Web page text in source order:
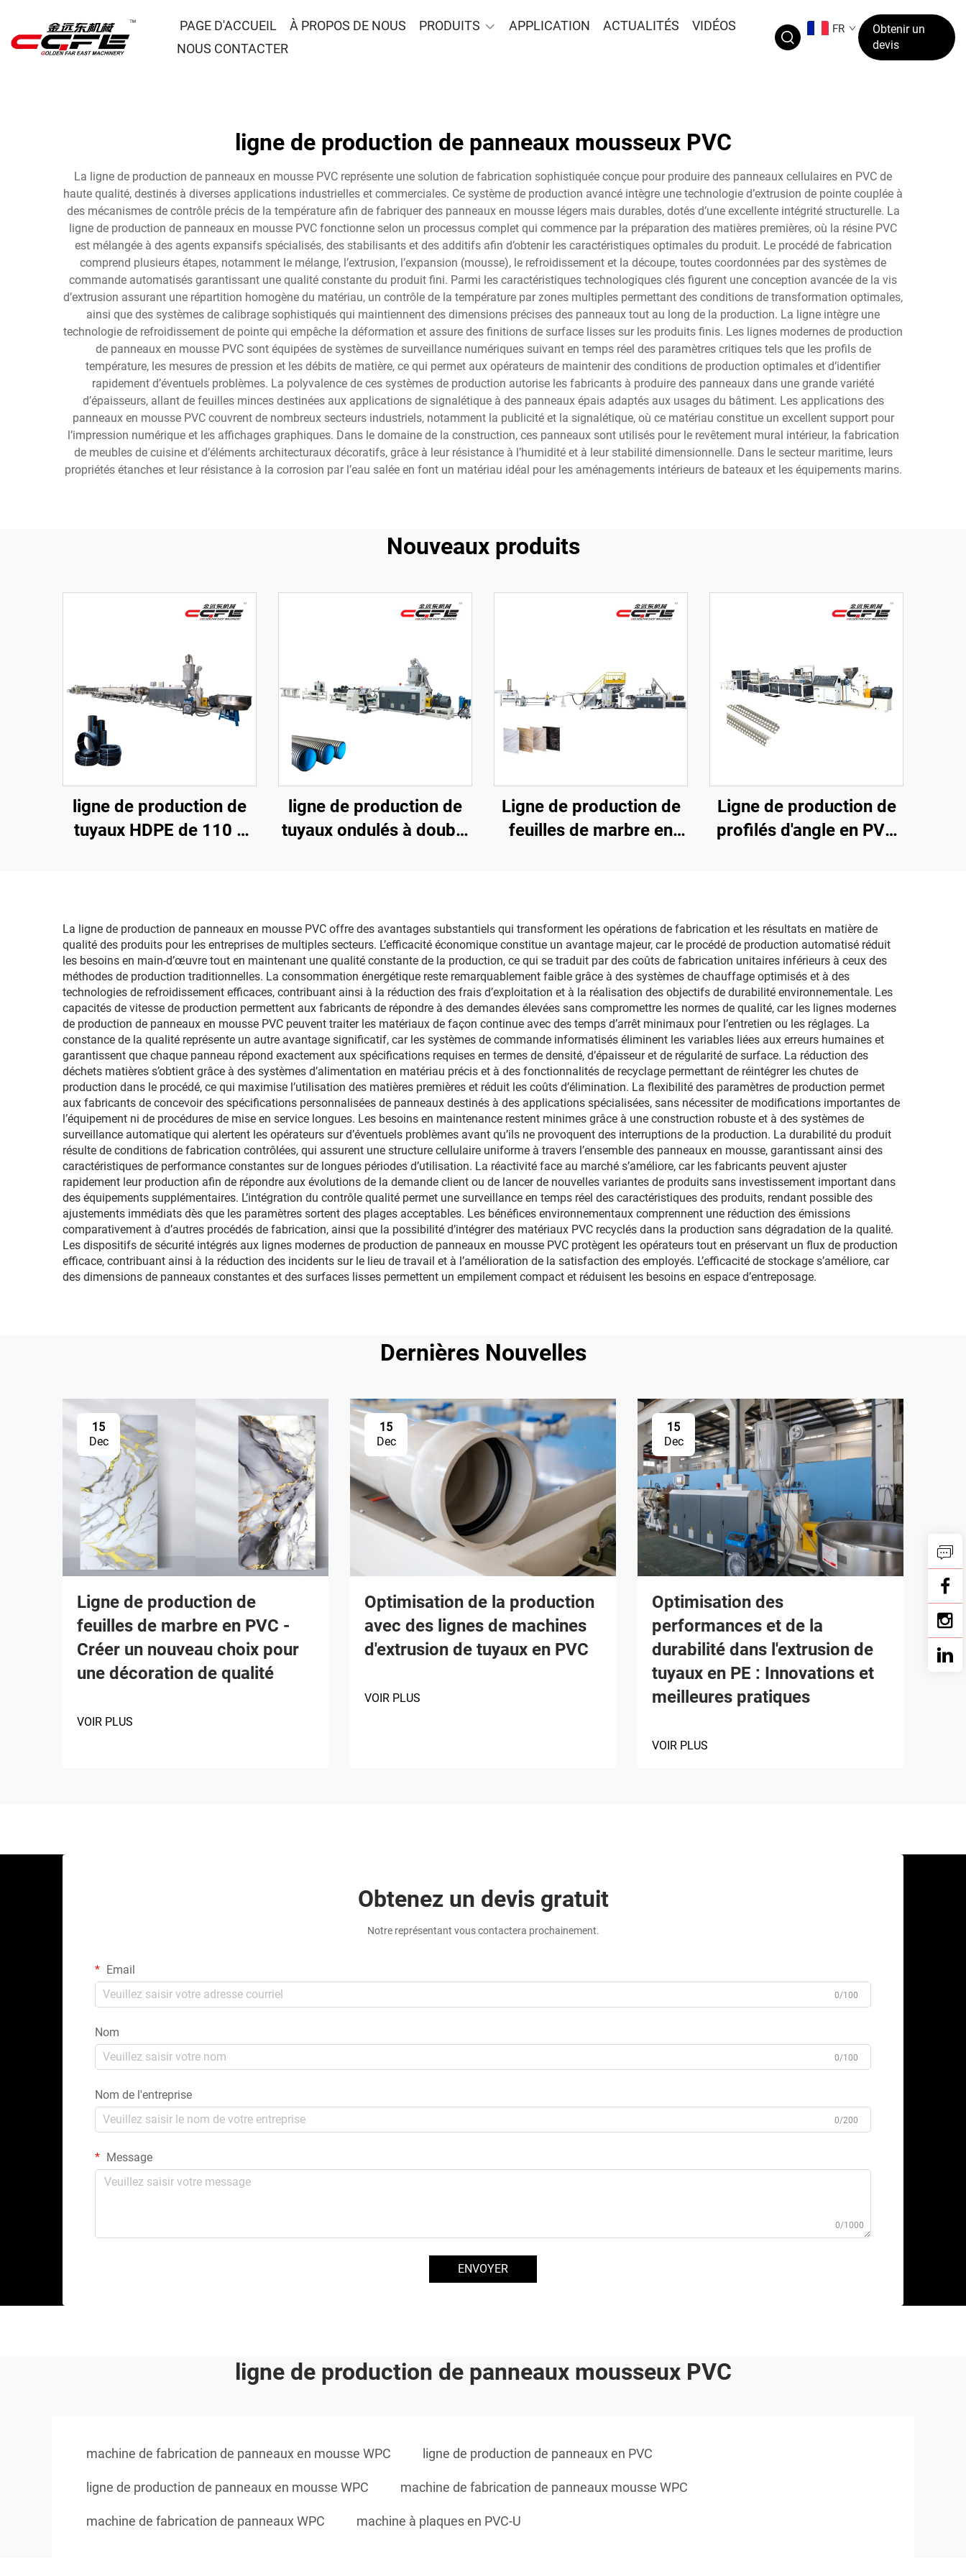
PAGE D'ACCUEIL À PROPOS DE NOUS PRODUITS APPLICATION ACTUALITÉS
VIDÉOS
NOUS CONTACTER
FR
Obtenir un
devis
ligne de production de panneaux mousseux PVC
La ligne de production de panneaux en mousse PVC représente une solution de fabrication sophistiquée conçue pour produire des panneaux cellulaires en PVC de
haute qualité, destinés à diverses applications industrielles et commerciales. Ce système de production avancé intègre une technologie d’extrusion de pointe couplée à
des mécanismes de contrôle précis de la température afin de fabriquer des panneaux en mousse légers mais durables, dotés d’une excellente intégrité structurelle. La
ligne de production de panneaux en mousse PVC fonctionne selon un processus complet qui commence par la préparation des matières premières, où la résine PVC
est mélangée à des agents expansifs spécialisés, des stabilisants et des additifs afin d’obtenir les caractéristiques optimales du produit. Le procédé de fabrication
comprend plusieurs étapes, notamment le mélange, l’extrusion, l’expansion (mousse), le refroidissement et la découpe, toutes coordonnées par des systèmes de
commande automatisés garantissant une qualité constante du produit fini. Parmi les caractéristiques technologiques clés figurent une conception avancée de la vis
d’extrusion assurant une répartition homogène du matériau, un contrôle de la température par zones multiples permettant des conditions de transformation optimales,
ainsi que des systèmes de calibrage sophistiqués qui maintiennent des dimensions précises des panneaux tout au long de la production. La ligne intègre une
technologie de refroidissement de pointe qui empêche la déformation et assure des finitions de surface lisses sur les produits finis. Les lignes modernes de production
de panneaux en mousse PVC sont équipées de systèmes de surveillance numériques suivant en temps réel des paramètres critiques tels que les profils de
température, les mesures de pression et les débits de matière, ce qui permet aux opérateurs de maintenir des conditions de production optimales et d’identifier
rapidement d’éventuels problèmes. La polyvalence de ces systèmes de production autorise les fabricants à produire des panneaux dans une grande variété
d’épaisseurs, allant de feuilles minces destinées aux applications de signalétique à des panneaux épais adaptés aux usages du bâtiment. Les applications des
panneaux en mousse PVC couvrent de nombreux secteurs industriels, notamment la publicité et la signalétique, où ce matériau constitue un excellent support pour
l’impression numérique et les affichages graphiques. Dans le domaine de la construction, ces panneaux sont utilisés pour le revêtement mural intérieur, la fabrication
de meubles de cuisine et d’éléments architecturaux décoratifs, grâce à leur résistance à l’humidité et à leur stabilité dimensionnelle. Dans le secteur maritime, leurs
propriétés étanches et leur résistance à la corrosion par l’eau salée en font un matériau idéal pour les aménagements intérieurs de bateaux et les équipements marins.
Nouveaux produits
ligne de production de
tuyaux HDPE de 110 à
ligne de production de
tuyaux ondulés à double
Ligne de production de
feuilles de marbre en
Ligne de production de
profilés d'angle en PVC
La ligne de production de panneaux en mousse PVC offre des avantages substantiels qui transforment les opérations de fabrication et les résultats en matière de
qualité des produits pour les entreprises de multiples secteurs. L’efficacité économique constitue un avantage majeur, car le procédé de production automatisé réduit
les besoins en main-d’œuvre tout en maintenant une qualité constante de la production, ce qui se traduit par des coûts de fabrication unitaires inférieurs à ceux des
méthodes de production traditionnelles. La consommation énergétique reste remarquablement faible grâce à des systèmes de chauffage optimisés et à des
technologies de refroidissement efficaces, contribuant ainsi à la réduction des frais d’exploitation et à la réalisation des objectifs de durabilité environnementale. Les
capacités de vitesse de production permettent aux fabricants de répondre à des demandes élevées sans compromettre les normes de qualité, car les lignes modernes
de production de panneaux en mousse PVC peuvent traiter les matériaux de façon continue avec des temps d’arrêt minimaux pour l’entretien ou les réglages. La
constance de la qualité représente un autre avantage significatif, car les systèmes de commande informatisés éliminent les variables liées aux erreurs humaines et
garantissent que chaque panneau répond exactement aux spécifications requises en termes de densité, d’épaisseur et de régularité de surface. La réduction des
déchets matières s’obtient grâce à des systèmes d’alimentation en matériau précis et à des fonctionnalités de recyclage permettant de réintégrer les chutes de
production dans le procédé, ce qui maximise l’utilisation des matières premières et réduit les coûts d’élimination. La flexibilité des paramètres de production permet
aux fabricants de concevoir des spécifications personnalisées de panneaux destinés à des applications spécialisées, sans nécessiter de modifications importantes de
l’équipement ni de procédures de mise en service longues. Les besoins en maintenance restent minimes grâce à une construction robuste et à des systèmes de
surveillance automatique qui alertent les opérateurs sur d’éventuels problèmes avant qu’ils ne provoquent des interruptions de la production. La durabilité du produit
résulte de conditions de fabrication contrôlées, qui assurent une structure cellulaire uniforme à travers l’ensemble des panneaux en mousse, garantissant ainsi des
caractéristiques de performance constantes sur de longues périodes d’utilisation. La réactivité face au marché s’améliore, car les fabricants peuvent ajuster
rapidement leur production afin de répondre aux évolutions de la demande client ou de lancer de nouvelles variantes de produits sans investissement important dans
des équipements supplémentaires. L’intégration du contrôle qualité permet une surveillance en temps réel des caractéristiques des produits, rendant possible des
ajustements immédiats dès que les paramètres sortent des plages acceptables. Les bénéfices environnementaux comprennent une réduction des émissions
comparativement à d’autres procédés de fabrication, ainsi que la possibilité d’intégrer des matériaux PVC recyclés dans la production sans dégradation de la qualité.
Les dispositifs de sécurité intégrés aux lignes modernes de production de panneaux en mousse PVC protègent les opérateurs tout en préservant un flux de production
efficace, contribuant ainsi à la réduction des incidents sur le lieu de travail et à l’amélioration de la satisfaction des employés. L’efficacité de stockage s’améliore, car
des dimensions de panneaux constantes et des surfaces lisses permettent un empilement compact et réduisent les besoins en espace d’entreposage.
Dernières Nouvelles
15
Dec
Ligne de production de
feuilles de marbre en PVC -
Créer un nouveau choix pour
une décoration de qualité
VOIR PLUS
15
Dec
Optimisation de la production
avec des lignes de machines
d'extrusion de tuyaux en PVC
VOIR PLUS
15
Dec
Optimisation des
performances et de la
durabilité dans l'extrusion de
tuyaux en PE : Innovations et
meilleures pratiques
VOIR PLUS
Obtenez un devis gratuit
Notre représentant vous contactera prochainement.
Email
0/100
Nom
0/100
Nom de l'entreprise
0/200
Message
0/1000
ENVOYER
ligne de production de panneaux mousseux PVC
machine de fabrication de panneaux en mousse WPC ligne de production de panneaux en PVC
ligne de production de panneaux en mousse WPC machine de fabrication de panneaux mousse WPC
machine de fabrication de panneaux WPC machine à plaques en PVC-U